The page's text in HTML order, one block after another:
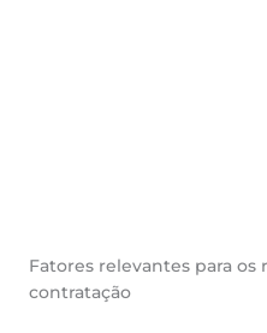
Fatores relevantes para os
contratação